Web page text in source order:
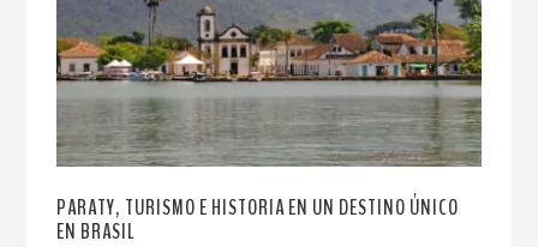
PARATY, TURISMO E HISTORIA EN UN DESTINO ÚNICO
EN BRASIL